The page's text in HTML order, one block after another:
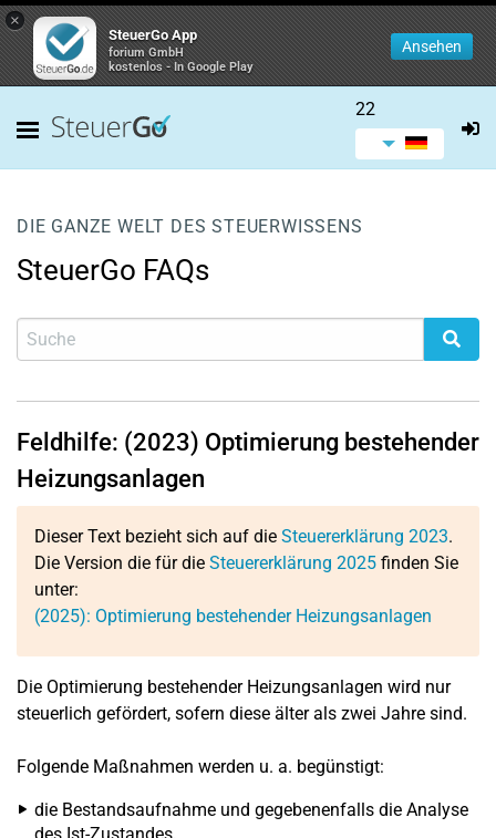
×
SteuerGo App
forium GmbH
kostenlos - In Google Play
Ansehen
22
DIE GANZE WELT DES STEUERWISSENS
SteuerGo FAQs
Feldhilfe: (2023) Optimierung bestehender
Heizungsanlagen
Dieser Text bezieht sich auf die Steuererklärung 2023.
Die Version die für die Steuererklärung 2025 finden Sie
unter:
(2025): Optimierung bestehender Heizungsanlagen
Die Optimierung bestehender Heizungsanlagen wird nur
steuerlich gefördert, sofern diese älter als zwei Jahre sind.
Folgende Maßnahmen werden u. a. begünstigt:
die Bestandsaufnahme und gegebenenfalls die Analyse